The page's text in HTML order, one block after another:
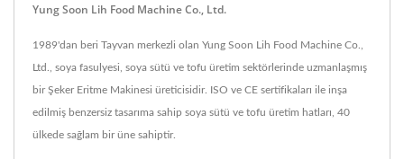
Yung Soon Lih Food Machine Co., Ltd.
1989'dan beri Tayvan merkezli olan Yung Soon Lih Food Machine Co.,
Ltd., soya fasulyesi, soya sütü ve tofu üretim sektörlerinde uzmanlaşmış
bir Şeker Eritme Makinesi üreticisidir. ISO ve CE sertifikaları ile inşa
edilmiş benzersiz tasarıma sahip soya sütü ve tofu üretim hatları, 40
ülkede sağlam bir üne sahiptir.